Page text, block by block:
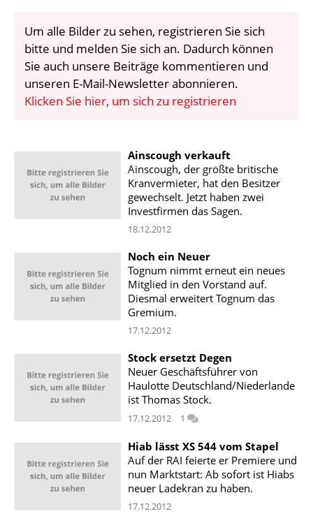
BIBLIOTHEK
KRAN & BÜHNE
MEDIADATEN
WÄHRUNGSRECHNER
KONTAKT
Um alle Bilder zu sehen, registrieren Sie sich
bitte und melden Sie sich an. Dadurch können
Sie auch unsere Beiträge kommentieren und
unseren E-Mail-Newsletter abonnieren.
Klicken Sie hier, um sich zu registrieren
Ainscough verkauft
Ainscough, der größte britische
Kranvermieter, hat den Besitzer
gewechselt. Jetzt haben zwei
Investfirmen das Sagen.
18.12.2012
Noch ein Neuer
Tognum nimmt erneut ein neues
Mitglied in den Vorstand auf.
Diesmal erweitert Tognum das
Gremium.
17.12.2012
Stock ersetzt Degen
Neuer Geschäftsführer von
Haulotte Deutschland/Niederlande
ist Thomas Stock.
17.12.2012 1
Hiab lässt XS 544 vom Stapel
Auf der RAI feierte er Premiere und
nun Marktstart: Ab sofort ist Hiabs
neuer Ladekran zu haben.
17.12.2012